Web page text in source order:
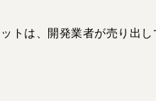
トは、開発業者が売り出